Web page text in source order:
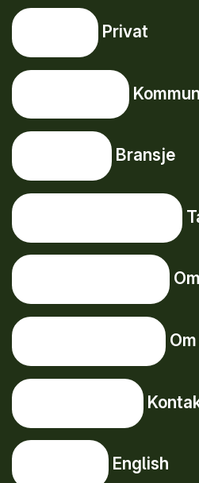
Snarveier
Privat
Bransje
English